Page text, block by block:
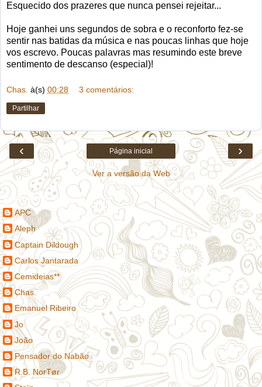
Esquecido dos prazeres que nunca pensei rejeitar...
Hoje ganhei uns segundos de sobra e o reconforto fez-se
sentir nas batidas da música e nas poucas linhas que hoje
vos escrevo. Poucas palavras mas resumindo este breve
sentimento de descanso (especial)!
Chas. à(s) 00:28 3 comentários:
Partilhar
‹ ›
Página inicial
Ver a versão da Web
Contribuidores
APC
Aleph
Captain Dildough
Carlos Jantarada
Cemideias**
Chas.
Emanuel Ribeiro
Jo
João
Pensador do Nabão
R.B. NorTør